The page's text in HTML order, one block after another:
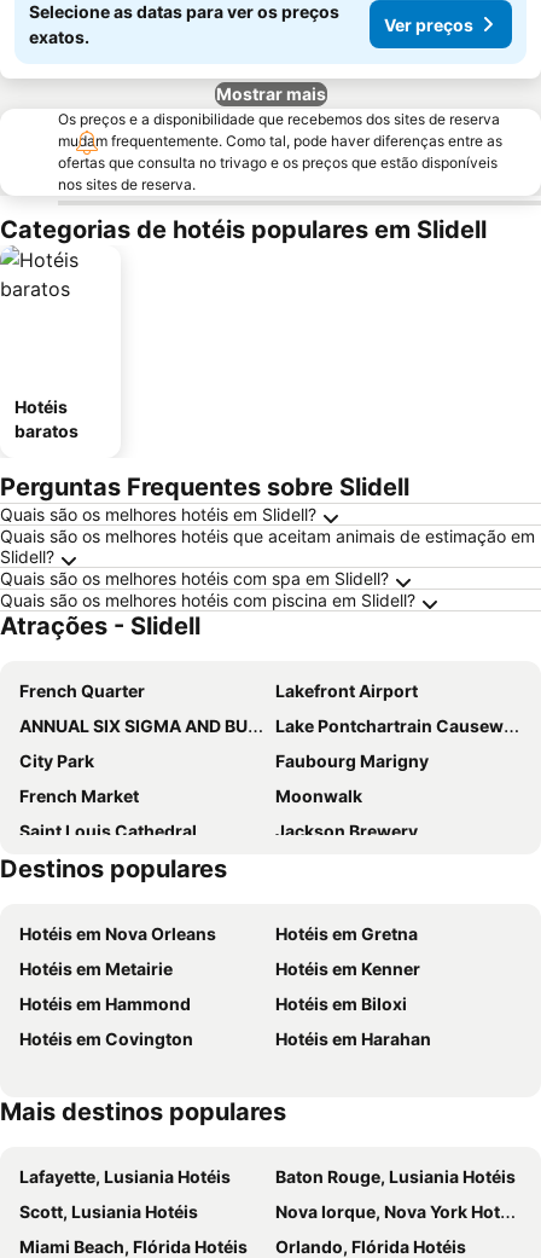
Selecione as datas para ver os preços
exatos.
Ver preços
Mostrar mais
Os preços e a disponibilidade que recebemos dos sites de reserva
mudam frequentemente. Como tal, pode haver diferenças entre as
ofertas que consulta no trivago e os preços que estão disponíveis
nos sites de reserva.
Categorias de hotéis populares em Slidell
Hotéis
baratos
Perguntas Frequentes sobre Slidell
Quais são os melhores hotéis em Slidell?
Quais são os melhores hotéis que aceitam animais de estimação em
Slidell?
Quais são os melhores hotéis com spa em Slidell?
Quais são os melhores hotéis com piscina em Slidell?
Atrações - Slidell
French Quarter
Lakefront Airport
ANNUAL SIX SIGMA AND BUSINESS IMPROVEMENT IN HEALTHCARE SUMMIT
Lake Pontchartrain Causeway Bridge
City Park
Faubourg Marigny
French Market
Moonwalk
Saint Louis Cathedral
Jackson Brewery
Bourbon Street
INTERNATIONAL POOL | SPA | PATIO EXPO
Caesars Superdome
French Quarter Festival
Destinos populares
Hotéis em Nova Orleans
Hotéis em Gretna
Hotéis em Metairie
Hotéis em Kenner
Hotéis em Hammond
Hotéis em Biloxi
Hotéis em Covington
Hotéis em Harahan
Mais destinos populares
Lafayette, Lusiania Hotéis
Baton Rouge, Lusiania Hotéis
Scott, Lusiania Hotéis
Nova Iorque, Nova York Hotéis
Miami Beach, Flórida Hotéis
Orlando, Flórida Hotéis